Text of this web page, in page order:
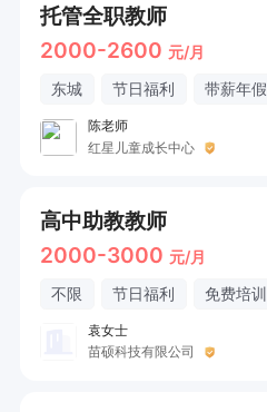
托管全职教师
2000-2600 元/月
东城 节日福利 带薪年假
陈老师
红星儿童成长中心
高中助教教师
2000-3000 元/月
不限 节日福利 免费培训
袁女士
苗硕科技有限公司